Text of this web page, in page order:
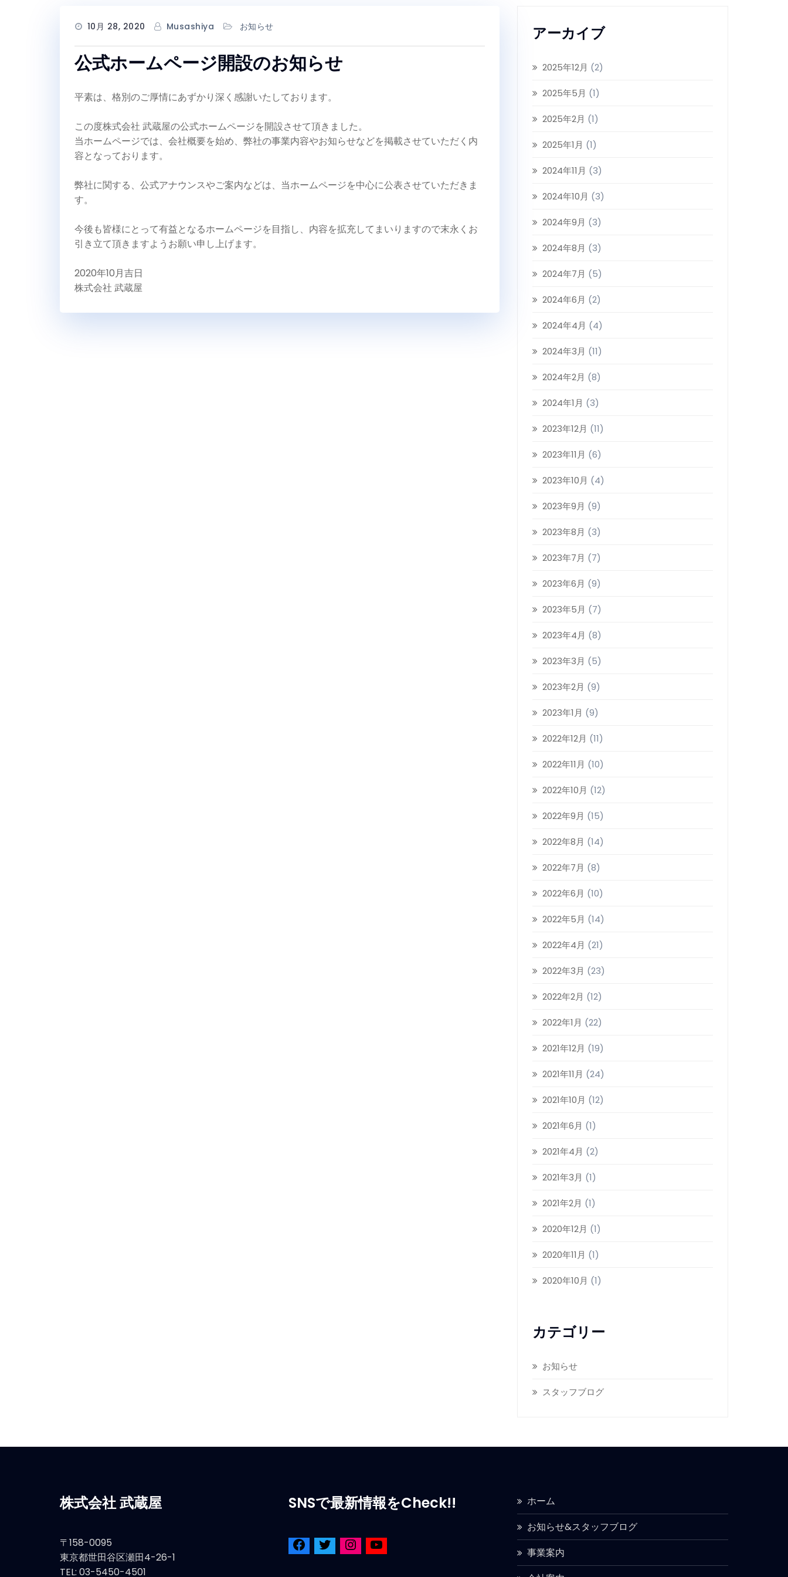
10月 28, 2020 Musashiya お知らせ
公式ホームページ開設のお知らせ
平素は、格別のご厚情にあずかり深く感謝いたしております。
この度株式会社 武蔵屋の公式ホームページを開設させて頂きました。
当ホームページでは、会社概要を始め、弊社の事業内容やお知らせなどを掲載させていただく内
容となっております。
弊社に関する、公式アナウンスやご案内などは、当ホームページを中心に公表させていただきま
す。
今後も皆様にとって有益となるホームページを目指し、内容を拡充してまいりますので末永くお
引き立て頂きますようお願い申し上げます。
2020年10月吉日
株式会社 武蔵屋
アーカイブ
2025年12月 (2)
2025年5月 (1)
2025年2月 (1)
2025年1月 (1)
2024年11月 (3)
2024年10月 (3)
2024年9月 (3)
2024年8月 (3)
2024年7月 (5)
2024年6月 (2)
2024年4月 (4)
2024年3月 (11)
2024年2月 (8)
2024年1月 (3)
2023年12月 (11)
2023年11月 (6)
2023年10月 (4)
2023年9月 (9)
2023年8月 (3)
2023年7月 (7)
2023年6月 (9)
2023年5月 (7)
2023年4月 (8)
2023年3月 (5)
2023年2月 (9)
2023年1月 (9)
2022年12月 (11)
2022年11月 (10)
2022年10月 (12)
2022年9月 (15)
2022年8月 (14)
2022年7月 (8)
2022年6月 (10)
2022年5月 (14)
2022年4月 (21)
2022年3月 (23)
2022年2月 (12)
2022年1月 (22)
2021年12月 (19)
2021年11月 (24)
2021年10月 (12)
2021年6月 (1)
2021年4月 (2)
2021年3月 (1)
2021年2月 (1)
2020年12月 (1)
2020年11月 (1)
2020年10月 (1)
カテゴリー
お知らせ
スタッフブログ
株式会社 武蔵屋
〒158-0095
東京都世田谷区瀬田4-26-1
TEL: 03-5450-4501
SNSで最新情報をCheck!!
ホーム
お知らせ&スタッフブログ
事業案内